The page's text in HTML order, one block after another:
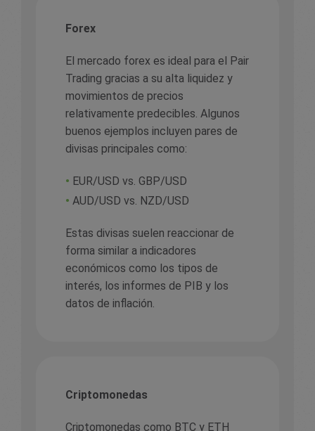
Forex
El mercado forex es ideal para el Pair
Trading gracias a su alta liquidez y
movimientos de precios
relativamente predecibles. Algunos
buenos ejemplos incluyen pares de
divisas principales como:
• EUR/USD vs. GBP/USD
• AUD/USD vs. NZD/USD
Estas divisas suelen reaccionar de
forma similar a indicadores
económicos como los tipos de
interés, los informes de PIB y los
datos de inflación.
Criptomonedas
Criptomonedas como BTC y ETH